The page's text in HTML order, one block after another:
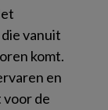
vanuit
komt.
en
de